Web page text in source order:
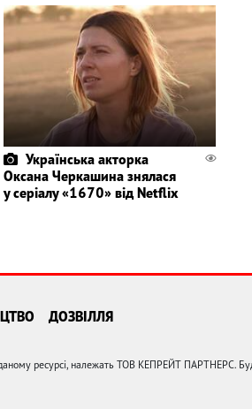
Українська акторка
Оксана Черкашина знялася
у серіалу «1670» від Netflix
ДОЗВІЛЛЯ
ресурсі, належать ТОВ КЕПРЕЙТ ПАРТНЕРС.